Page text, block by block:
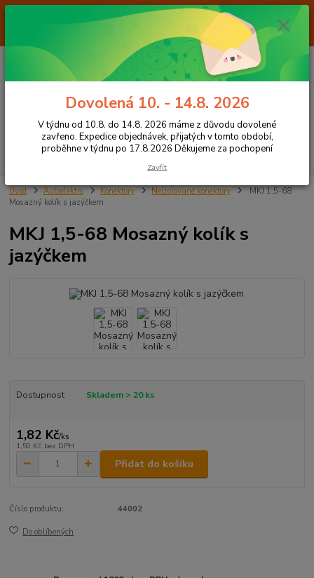
Od 7.8. do 14.8. 2026 máme z důvodu dovolené ZAVŘENO. Expedice
objednávek, přijatých v tomto období, proběhne v týdnu po 17.8.2026
Děkujeme za pochopení
CZK
Hledat
+420 605 283 713
za0,00 Kč
Úvod Autoelektro Konektory Neizolované konektory
MKJ 1,5-68
Mosazný kolík s jazýčkem
MKJ 1,5-68 Mosazný kolík s
jazýčkem
Dostupnost Skladem > 20 ks
1,82 Kč/ks
1,50 Kč bez DPH
Přidat do košíku
Číslo produktu: 44002
Do oblíbených
Dovolená 10. - 14.8. 2026
V týdnu od 10.8. do 14.8. 2026 máme z důvodu dovolené
zavřeno. Expedice objednávek, přijatých v tomto období,
proběhne v týdnu po 17.8.2026 Děkujeme za pochopení
Zavřít